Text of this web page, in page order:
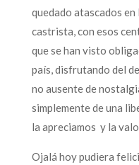
quedado atascados
castrista, con esos
que se han visto
país, disfrutando del
no ausente de
simplemente de una
la apreciamos y la
Ojalá hoy pudiera